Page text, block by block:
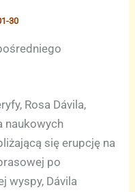
30
Rosa Dávila,
naukowych
się erupcję na
po
wyspy, Dávila